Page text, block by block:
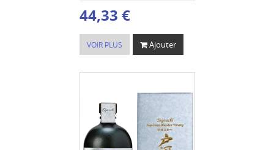
44,33 €
VOIR PLUS Ajouter